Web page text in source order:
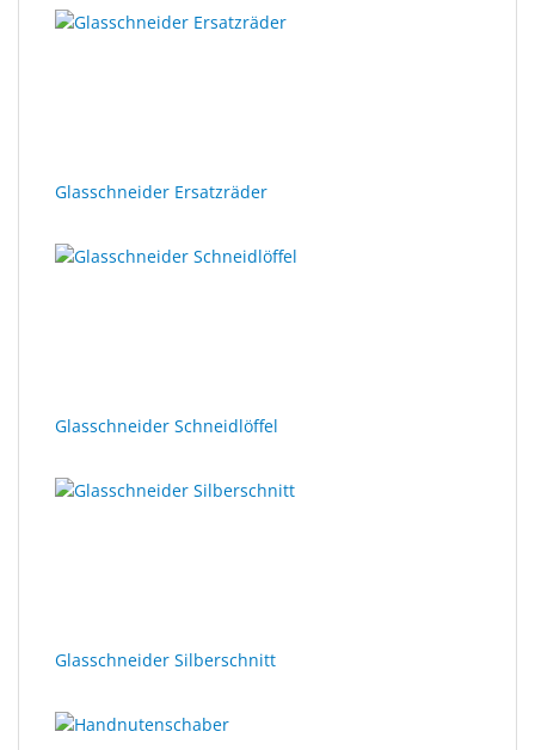
Glasschneider Ersatzräder
Glasschneider Schneidlöffel
Glasschneider Silberschnitt